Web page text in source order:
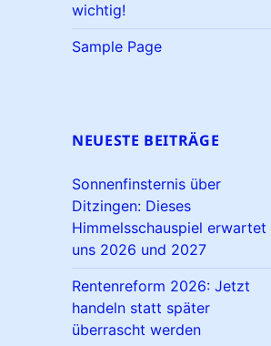
wichtig!
Sample Page
NEUESTE BEITRÄGE
Sonnenfinsternis über
Ditzingen: Dieses
Himmelsschauspiel erwartet
uns 2026 und 2027
Rentenreform 2026: Jetzt
handeln statt später
überrascht werden